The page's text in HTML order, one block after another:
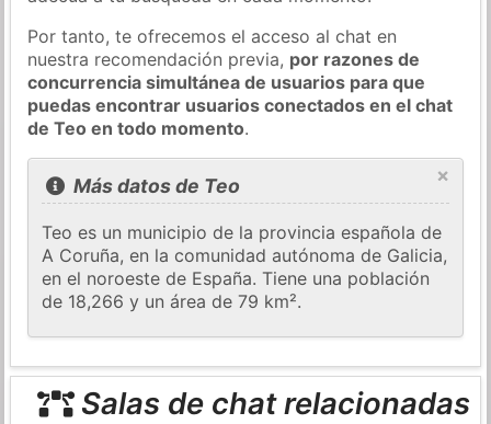
Por tanto, te ofrecemos el acceso al chat en
nuestra recomendación previa, por razones de
concurrencia simultánea de usuarios para que
puedas encontrar usuarios conectados en el chat
de Teo en todo momento.
×
Más datos de Teo
Teo es un municipio de la provincia española de
A Coruña, en la comunidad autónoma de Galicia,
en el noroeste de España. Tiene una población
de 18,266 y un área de 79 km².
Salas de chat relacionadas